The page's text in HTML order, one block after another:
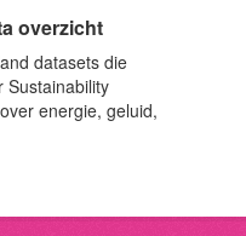
overzicht
datasets die
Sustainability
energie, geluid,